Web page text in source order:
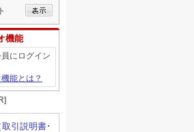
機能
員にログイン
能とは？
引説明書･